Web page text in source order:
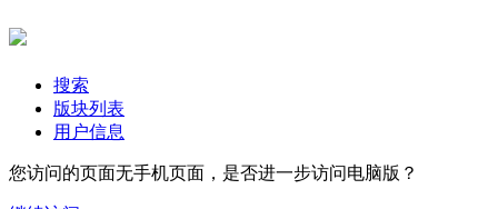
搜索
版块列表
用户信息
您访问的页面无手机页面，是否进一步访问电脑版？